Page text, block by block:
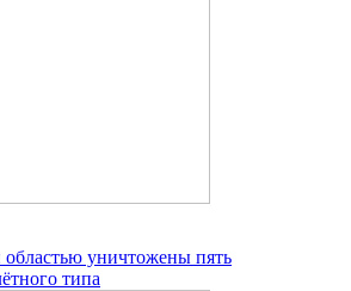
уничтожены пять
типа